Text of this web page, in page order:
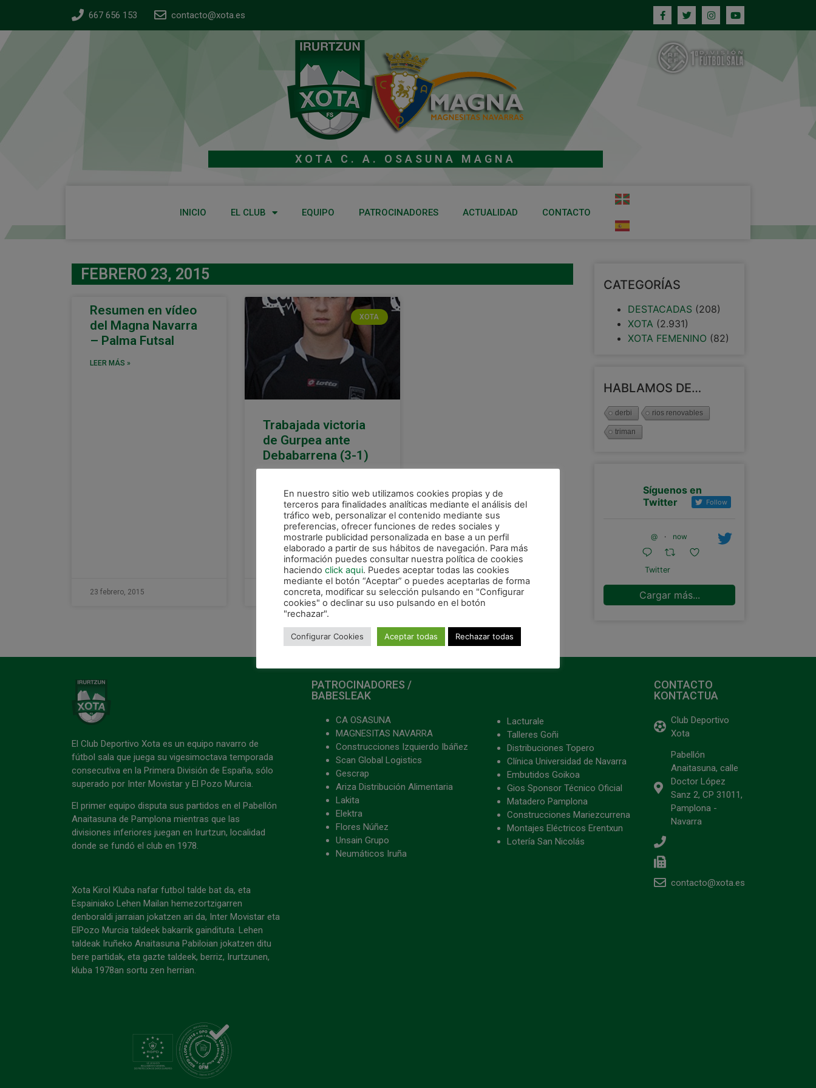
667 656 153 contacto@xota.es
XOTA C. A. OSASUNA MAGNA
INICIO EL CLUB EQUIPO PATROCINADORES ACTUALIDAD CONTACTO
FEBRERO 23, 2015
Resumen en vídeo
del Magna Navarra
– Palma Futsal
LEER MÁS »
23 febrero, 2015
XOTA
Trabajada victoria
de Gurpea ante
Debabarrena (3-1)
conseguida por Gurpea-Xota
en su enfrentamiento a
Debabarrena de Elgoibar. En
los primeros minutos del
partido se vio a los
LEER MÁS »
23 febrero, 2015
CATEGORÍAS
DESTACADAS (208)
XOTA (2.931)
XOTA FEMENINO (82)
HABLAMOS DE…
derbi rios renovables
triman
Síguenos en
Twitter
Follow
@ · now
Twitter
Cargar más...
El Club Deportivo Xota es un equipo navarro de
fútbol sala que juega su vigesimoctava temporada
consecutiva en la Primera División de España, sólo
superado por Inter Movistar y El Pozo Murcia.
El primer equipo disputa sus partidos en el Pabellón
Anaitasuna de Pamplona mientras que las
divisiones inferiores juegan en Irurtzun, localidad
donde se fundó el club en 1978.
Xota Kirol Kluba nafar futbol talde bat da, eta
Espainiako Lehen Mailan hemezortzigarren
denboraldi jarraian jokatzen ari da, Inter Movistar eta
ElPozo Murcia taldeek bakarrik gaindituta. Lehen
taldeak Iruñeko Anaitasuna Pabiloian jokatzen ditu
bere partidak, eta gazte taldeek, berriz, Irurtzunen,
kluba 1978an sortu zen herrian.
PATROCINADORES /
BABESLEAK
CA OSASUNA
MAGNESITAS NAVARRA
Construcciones Izquierdo Ibáñez
Scan Global Logistics
Gescrap
Ariza Distribución Alimentaria
Lakita
Elektra
Flores Núñez
Unsain Grupo
Neumáticos Iruña
Lacturale
Talleres Goñi
Distribuciones Topero
Clínica Universidad de Navarra
Embutidos Goikoa
Gios Sponsor Técnico Oficial
Matadero Pamplona
Construcciones Mariezcurrena
Montajes Eléctricos Erentxun
Lotería San Nicolás
CONTACTO
KONTACTUA
Club Deportivo
Xota
Pabellón
Anaitasuna, calle
Doctor López
Sanz 2, CP 31011,
Pamplona -
Navarra
contacto@xota.es
En nuestro sitio web utilizamos cookies propias y de
terceros para finalidades analíticas mediante el análisis del
tráfico web, personalizar el contenido mediante sus
preferencias, ofrecer funciones de redes sociales y
mostrarle publicidad personalizada en base a un perfil
elaborado a partir de sus hábitos de navegación. Para más
información puedes consultar nuestra política de cookies
haciendo click aqui. Puedes aceptar todas las cookies
mediante el botón “Aceptar” o puedes aceptarlas de forma
concreta, modificar su selección pulsando en "Configurar
cookies" o declinar su uso pulsando en el botón
"rechazar".
Configurar Cookies Aceptar todas Rechazar todas